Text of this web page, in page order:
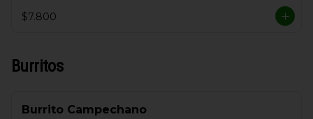
$7.800
Burritos
Burrito Campechano